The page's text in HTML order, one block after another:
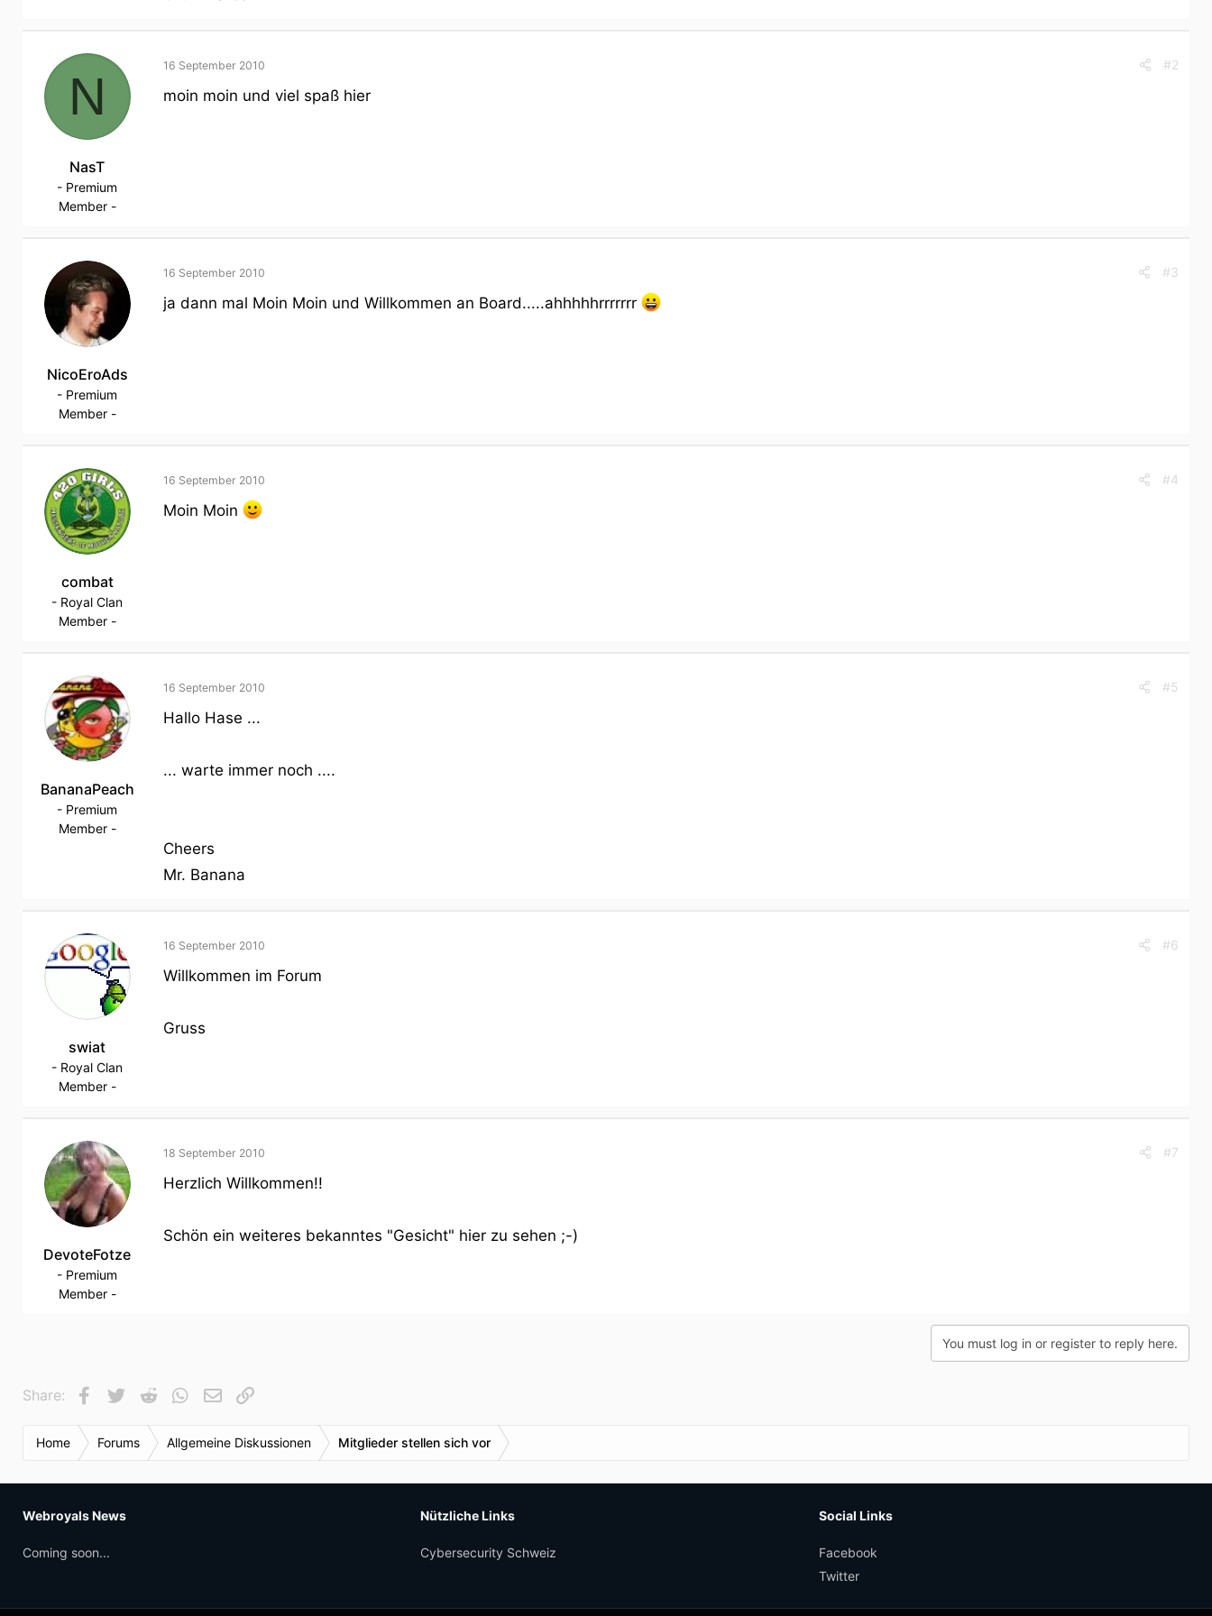
N
NasT
- Premium
Member -
16 September 2010 #2
moin moin und viel spaß hier
NicoEroAds
- Premium
Member -
16 September 2010 #3
ja dann mal Moin Moin und Willkommen an Board.....ahhhhhrrrrrrr
combat
- Royal Clan
Member -
16 September 2010 #4
Moin Moin
BananaPeach
- Premium
Member -
16 September 2010 #5
Hallo Hase ...
... warte immer noch ....
Cheers
Mr. Banana
swiat
- Royal Clan
Member -
16 September 2010 #6
Willkommen im Forum
Gruss
DevoteFotze
- Premium
Member -
18 September 2010 #7
Herzlich Willkommen!!
Schön ein weiteres bekanntes "Gesicht" hier zu sehen ;-)
You must log in or register to reply here.
Share: FacebookTwitterReddit WhatsApp
E-Mail
Home Forums Allgemeine Diskussionen Mitglieder stellen sich vor
Webroyals News
Coming soon...
Nützliche Links
Cybersecurity Schweiz
Social Links
Facebook
Twitter